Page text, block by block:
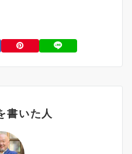
書いた人